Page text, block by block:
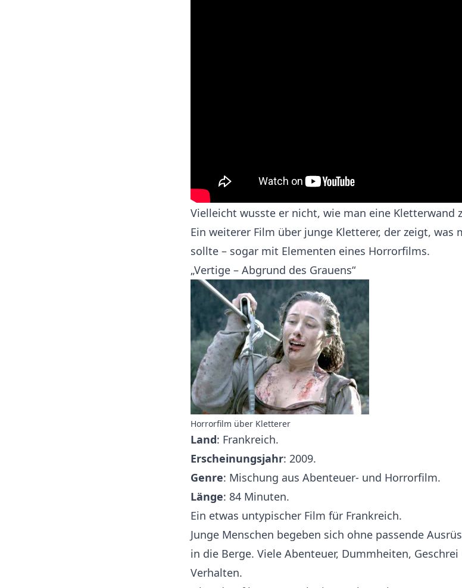
Vielleicht wusste er nicht, wie man eine Kletterwand
Ein weiterer Film über junge Kletterer, der zeigt, was
sollte – sogar mit Elementen eines Horrorfilms.
„Vertige – Abgrund des Grauens“
Horrorfilm über Kletterer
Land: Frankreich.
Erscheinungsjahr: 2009.
Genre: Mischung aus Abenteuer- und Horrorfilm.
Länge: 84 Minuten.
Ein etwas untypischer Film für Frankreich.
Junge Menschen begeben sich ohne passende
in die Berge. Viele Abenteuer, Dummheiten,
Verhalten.